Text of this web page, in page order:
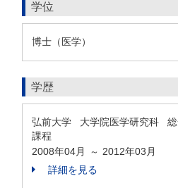
学位
博士（医学）
学歴
弘前大学 大学院医学研究科
課程
2008年04月
～ 2012年03月
詳細を見る